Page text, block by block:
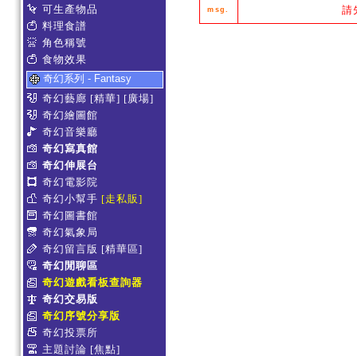
可生產物品
料理食譜
角色稱號
食物效果
奇幻系列 - Fantasy
奇幻藝廊 [精華] [廣場]
奇幻繪圖館
奇幻音樂廳
奇幻寫真館
奇幻伸展台
奇幻電影院
奇幻小幫手 [走私販]
奇幻圖書館
奇幻氣象局
奇幻留言版 [精華區]
奇幻閒聊區
奇幻遊戲看板查詢器
奇幻交易版
奇幻序號分享版
奇幻投票所
主題討論 [焦點]
msg. 請